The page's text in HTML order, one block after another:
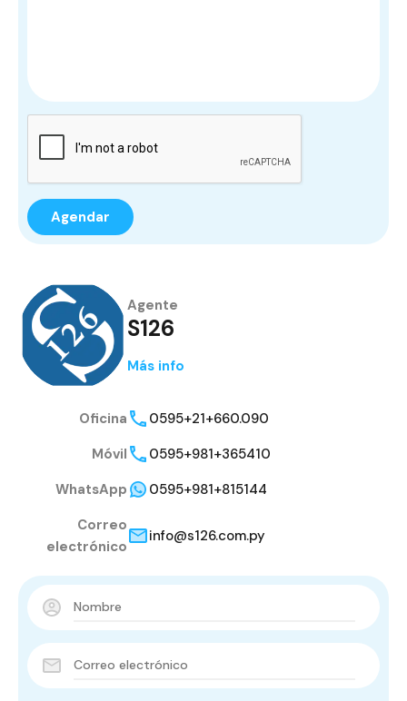
Agente
S126
Más info
Oficina
0595+21+660.090
Móvil
0595+981+365410
WhatsApp
0595+981+815144
Correo
electrónico
info@s126.com.py